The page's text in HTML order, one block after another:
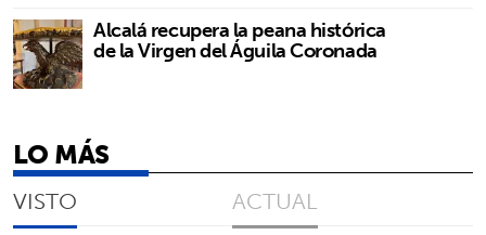
Alcalá recupera la peana histórica
de la Virgen del Águila Coronada
LO MÁS
VISTO ACTUAL